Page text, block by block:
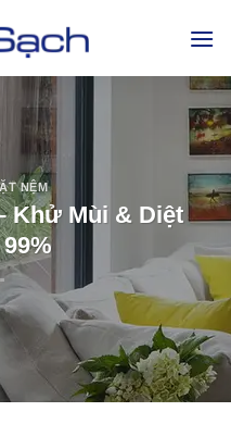
NỆM
Khử Mùi & Diệt